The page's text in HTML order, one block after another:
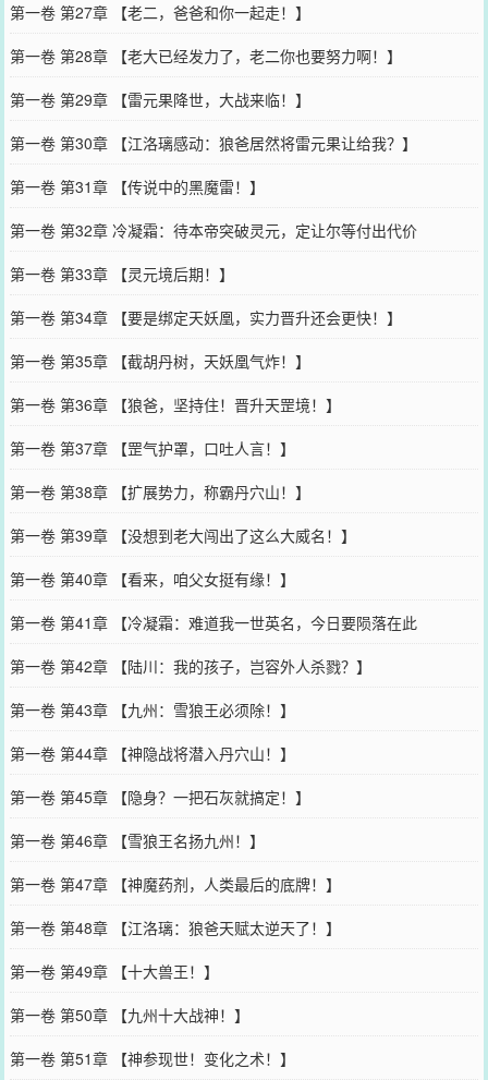
第一卷 第27章 【老二，爸爸和你一起走！】
第一卷 第28章 【老大已经发力了，老二你也要努力啊！】
第一卷 第29章 【雷元果降世，大战来临！】
第一卷 第30章 【江洛璃感动：狼爸居然将雷元果让给我？】
第一卷 第31章 【传说中的黑魔雷！】
第一卷 第32章 冷凝霜：待本帝突破灵元，定让尔等付出代价
第一卷 第33章 【灵元境后期！】
第一卷 第34章 【要是绑定天妖凰，实力晋升还会更快！】
第一卷 第35章 【截胡丹树，天妖凰气炸！】
第一卷 第36章 【狼爸，坚持住！晋升天罡境！】
第一卷 第37章 【罡气护罩，口吐人言！】
第一卷 第38章 【扩展势力，称霸丹穴山！】
第一卷 第39章 【没想到老大闯出了这么大威名！】
第一卷 第40章 【看来，咱父女挺有缘！】
第一卷 第41章 【冷凝霜：难道我一世英名，今日要陨落在此
第一卷 第42章 【陆川：我的孩子，岂容外人杀戮？】
第一卷 第43章 【九州：雪狼王必须除！】
第一卷 第44章 【神隐战将潜入丹穴山！】
第一卷 第45章 【隐身？一把石灰就搞定！】
第一卷 第46章 【雪狼王名扬九州！】
第一卷 第47章 【神魔药剂，人类最后的底牌！】
第一卷 第48章 【江洛璃：狼爸天赋太逆天了！】
第一卷 第49章 【十大兽王！】
第一卷 第50章 【九州十大战神！】
第一卷 第51章 【神参现世！变化之术！】